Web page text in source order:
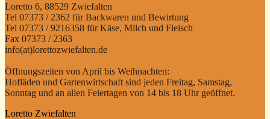
Loretto 6, 88529 Zwiefalten
Tel 07373 / 2362 für Backwaren und Bewirtung
Tel 07373 / 9216358 für Käse, Milch und Fleisch
Fax 07373 / 2363
info(at)lorettozwiefalten.de
Öffnungszeiten von April bis Weihnachten:
Hofläden und Gartenwirtschaft sind jeden Freitag, Samstag,
Sonntag und an allen Feiertagen von 14 bis 18 Uhr geöffnet.
Loretto Zwiefalten